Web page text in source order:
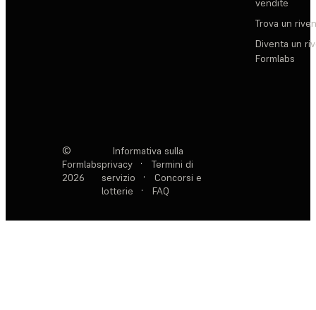
vendite
Trova un
Diventa un
Formlabs
©
Formlabs
2026
Informativa sulla
privacy
·
Termini di
servizio
·
Concorsi e
lotterie
· FAQ